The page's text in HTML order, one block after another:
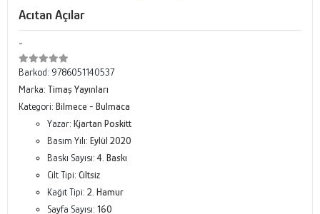
Acıtan Açılar
-
Barkod: 9786051140537
Marka: Timaş Yayınları
Kategori: Bilmece - Bulmaca
Yazar: Kjartan Poskitt
Basım Yılı: Eylül 2020
Baskı Sayısı:4. Baskı
Cilt Tipi: Ciltsiz
Kağıt Tipi: 2. Hamur
Sayfa Sayısı: 160